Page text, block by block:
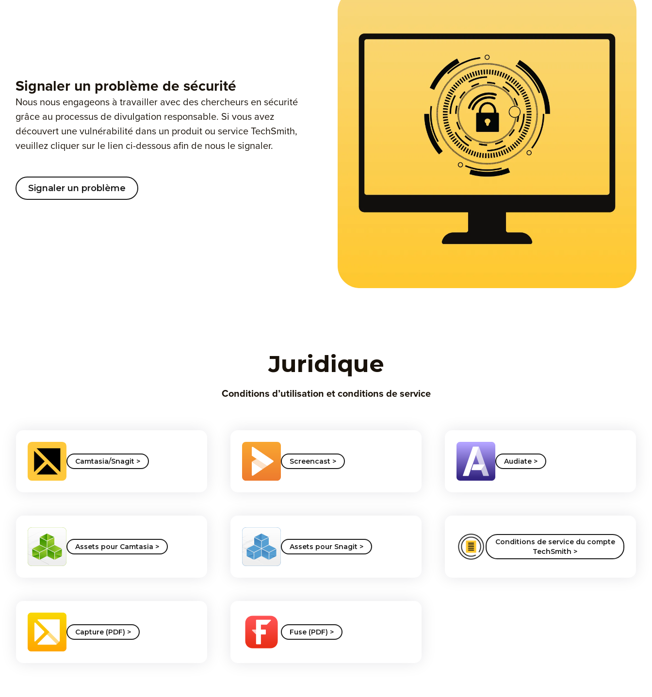
Signaler un problème de sécurité
Nous nous engageons à travailler avec des chercheurs en sécurité
grâce au processus de divulgation responsable. Si vous avez
découvert une vulnérabilité dans un produit ou service TechSmith,
veuillez cliquer sur le lien ci-dessous afin de nous le signaler.
Signaler un problème
Juridique
Conditions d’utilisation et conditions de service
Camtasia/Snagit > Screencast > Audiate >
Assets pour Camtasia > Assets pour Snagit >
Conditions de service du compte
TechSmith >
Capture (PDF) > Fuse (PDF) >